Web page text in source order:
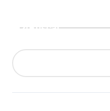
Buscar